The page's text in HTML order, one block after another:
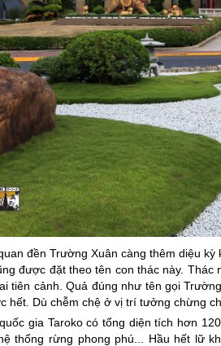
đền Trường Xuân càng thêm diệu
được đặt theo tên con thác này.
tiên cảnh. Quả đúng như tên gọi
hết. Dù chễm chệ ở vị trí tưởng chừng
gia Taroko có tổng diện tích hơn
thống rừng phong phú... Hầu hết lữ